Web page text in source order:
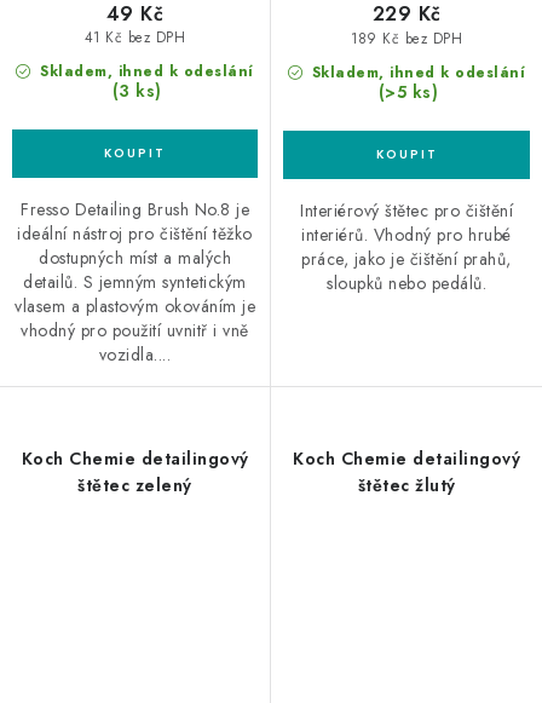
Skladem, ihned k odeslání
(3 ks)
41 Kč bez DPH
49 Kč
Fresso Detailing Brush No.8 je
ideální nástroj pro čištění těžko
dostupných míst a malých
detailů. S jemným syntetickým
vlasem a plastovým okováním je
vhodný pro použití uvnitř i vně
vozidla....
Skladem, ihned k odeslání
(>5 ks)
189 Kč bez DPH
229 Kč
Interiérový štětec pro čištění
interiérů. Vhodný pro hrubé
práce, jako je čištění prahů,
sloupků nebo pedálů.
Koch Chemie detailingový
štětec zelený
Koch Chemie detailingový
štětec žlutý